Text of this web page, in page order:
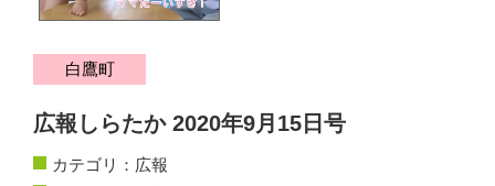
白鷹町
広報しらたか 2020年9月15日号
カテゴリ： 広報